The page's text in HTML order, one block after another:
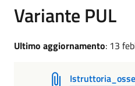
Variante PUL
Ultimo aggiornamento: 13